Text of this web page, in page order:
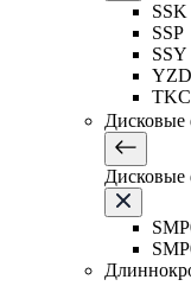
SSK
SSP
SSY
YZD
Дисковые
Дисковые